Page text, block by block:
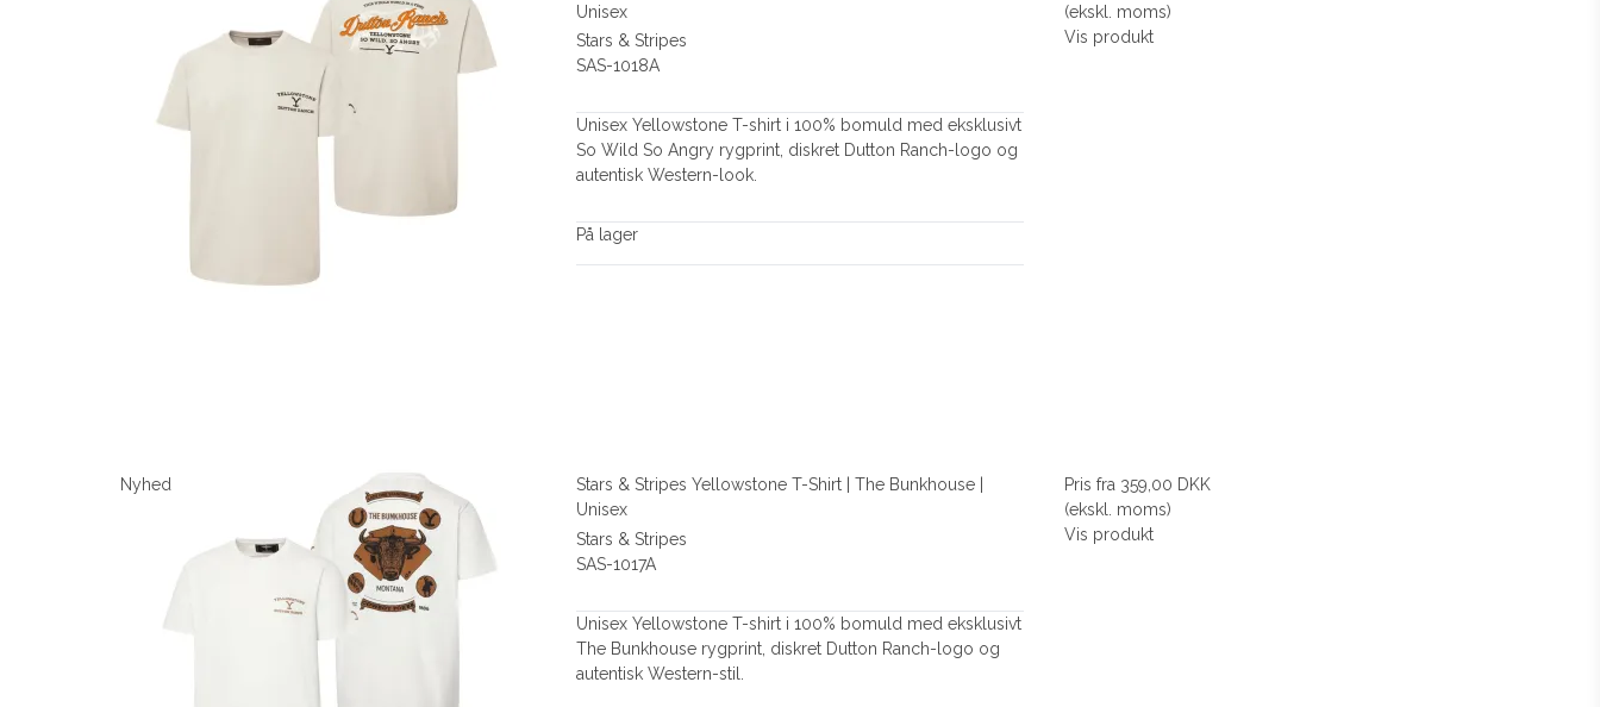
Unisex
Stars & Stripes
SAS-1018A
Unisex Yellowstone T-shirt i 100% bomuld med eksklusivt
So Wild So Angry rygprint, diskret Dutton Ranch-logo og
autentisk Western-look.
På lager
(ekskl. moms)
Vis produkt
Nyhed
Stars & Stripes Yellowstone T-Shirt | The Bunkhouse |
Unisex
Stars & Stripes
SAS-1017A
Unisex Yellowstone T-shirt i 100% bomuld med eksklusivt
The Bunkhouse rygprint, diskret Dutton Ranch-logo og
autentisk Western-stil.
Pris fra 359,00 DKK
(ekskl. moms)
Vis produkt